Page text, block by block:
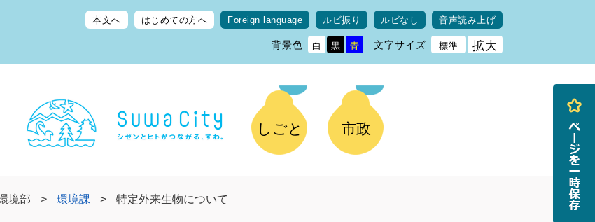
本文へ はじめての方へ Foreign language ルビ振り ルビなし 音声読み上げ
背景色 白 黒 青 文字サイズ 標準 拡大
しごと 市政
境部 > 環境課 >
特定外来生物について